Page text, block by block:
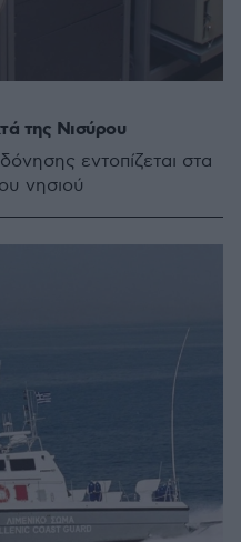
της Νισύρου
εντοπίζεται στα
νησιού